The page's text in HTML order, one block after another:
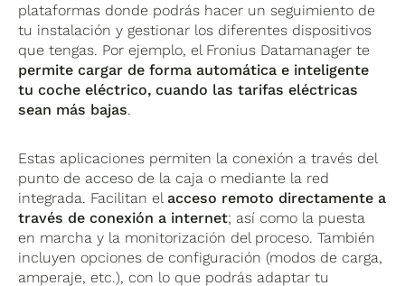
plataformas donde podrás hacer un seguimiento de
tu instalación y gestionar los diferentes dispositivos
que tengas. Por ejemplo, el Fronius Datamanager te
permite cargar de forma automática e inteligente
tu coche eléctrico, cuando las tarifas eléctricas
sean más bajas.
Estas aplicaciones permiten la conexión a través del
punto de acceso de la caja o mediante la red
integrada. Facilitan el acceso remoto directamente a
través de conexión a internet; así como la puesta
en marcha y la monitorización del proceso. También
incluyen opciones de configuración (modos de carga,
amperaje, etc.), con lo que podrás adaptar tu